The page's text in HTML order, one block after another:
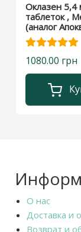
Оклазен 5,4
таблеток ,
(аналог
1080.00 грн
О нас
Доставка и
Возврат и